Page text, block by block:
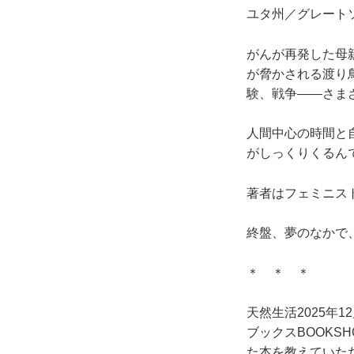
ユタ州／グレート
がんが再発した母
が脅かされる渡り
験、戦争――さま
人間中心の時間
がしっくりくるん
著者はフェミニス
終盤、夢のなかで
＊ ＊ ＊
天然生活2025年
ブックス